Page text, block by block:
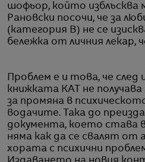
шофьор, който
Рановски посочи, че за
(категория В) не се
бележка от личния лекар,
Проблем е и това, че след
книжката КАТ не
за промяна в
водачите. Така до
документа, което става
няма как да се свалят от
хората с психични